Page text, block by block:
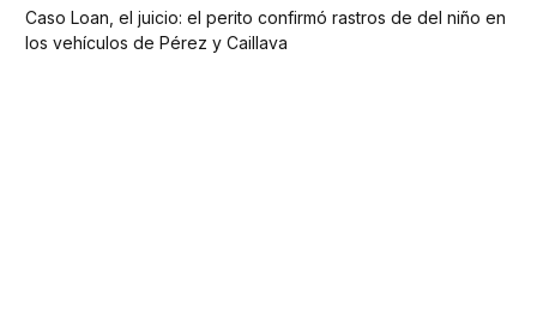
Caso Loan, el juicio: el perito confirmó rastros de del niño en
los vehículos de Pérez y Caillava